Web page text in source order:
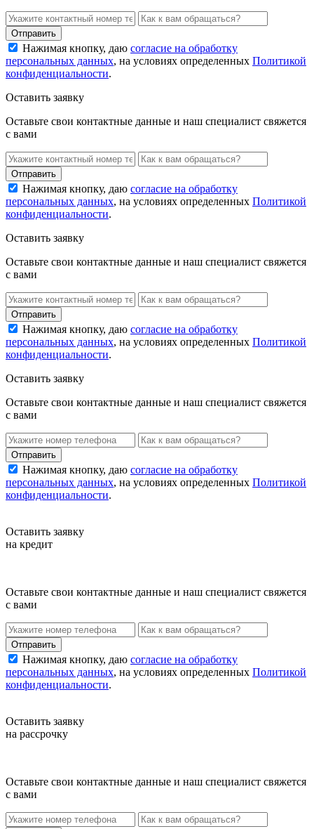
Нажимая кнопку, даю согласие на обработку
персональных данных, на условиях определенных Политикой
конфиденциальности.
Оставить заявку
Оставьте свои контактные данные и наш специалист свяжется
с вами
Нажимая кнопку, даю согласие на обработку
персональных данных, на условиях определенных Политикой
конфиденциальности.
Оставить заявку
Оставьте свои контактные данные и наш специалист свяжется
с вами
Нажимая кнопку, даю согласие на обработку
персональных данных, на условиях определенных Политикой
конфиденциальности.
Оставить заявку
Оставьте свои контактные данные и наш специалист свяжется
с вами
Нажимая кнопку, даю согласие на обработку
персональных данных, на условиях определенных Политикой
конфиденциальности.
Оставить заявку
на кредит
Оставьте свои контактные данные и наш специалист свяжется
с вами
Нажимая кнопку, даю согласие на обработку
персональных данных, на условиях определенных Политикой
конфиденциальности.
Оставить заявку
на рассрочку
Оставьте свои контактные данные и наш специалист свяжется
с вами